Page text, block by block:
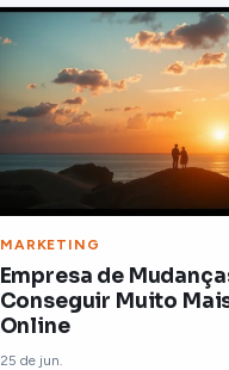
MARKETING
Empresa de
Conseguir Muito
Online
25 de jun.